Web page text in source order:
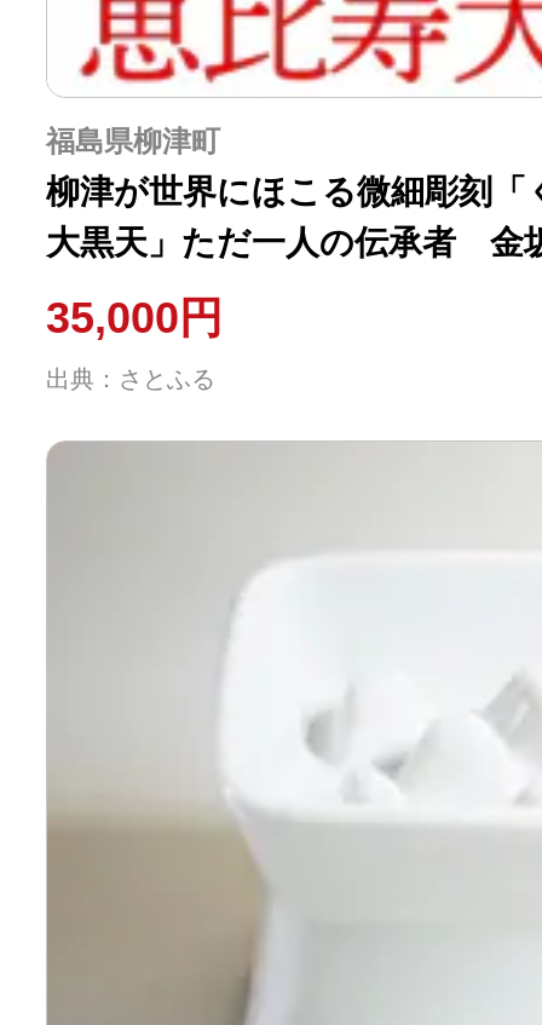
福島県柳津町
柳津が世界にほこる微細彫刻「
大黒天」ただ一人の伝承者 金
35,000円
出典：さとふる